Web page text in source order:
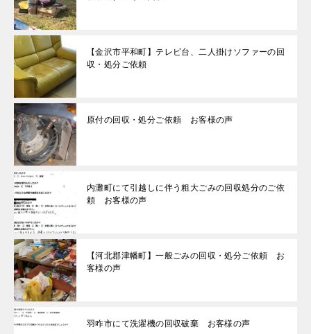
【金沢市平和町】テレビ台、二人掛けソファーの回
収・処分ご依頼
原付の回収・処分ご依頼 お客様の声
内灘町にて引越しに伴う粗大ごみの回収処分のご依
頼 お客様の声
【河北郡津幡町】一般ごみの回収・処分ご依頼 お
客様の声
羽咋市にて洗濯機の回収破棄 お客様の声